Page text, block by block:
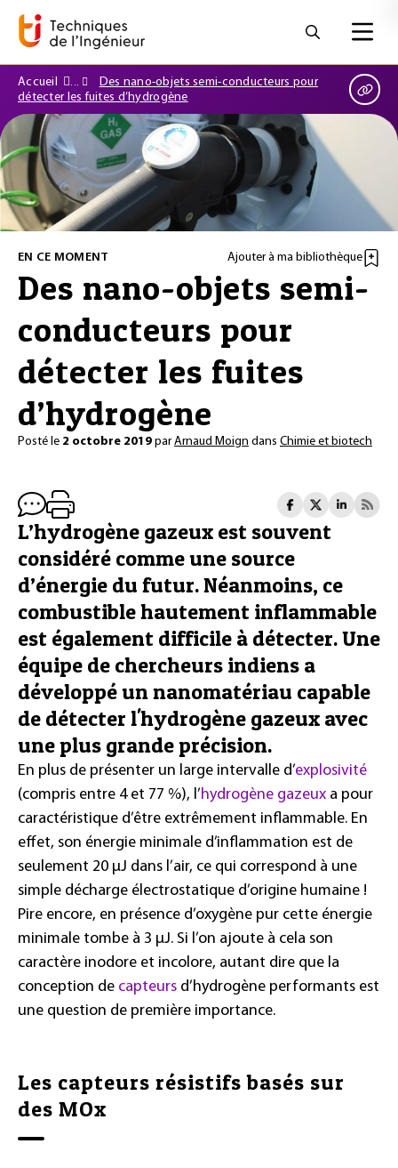
Accueil
Des nano-objets semi-conducteurs pour
détecter les fuites d’hydrogène
EN CE MOMENT Ajouter à ma bibliothèque
Des nano-objets semi-
conducteurs pour
détecter les fuites
d’hydrogène
Posté le 2 octobre 2019 parArnaud Moign dans Chimie et biotech
L’hydrogène gazeux est souvent
considéré comme une source
d’énergie du futur. Néanmoins, ce
combustible hautement inflammable
est également difficile à détecter. Une
équipe de chercheurs indiens a
développé un nanomatériau capable
de détecter l'hydrogène gazeux avec
une plus grande précision.
En plus de présenter un large intervalle d’explosivité
(compris entre 4 et 77 %), l’hydrogène gazeux a pour
caractéristique d’être extrêmement inflammable. En
effet, son énergie minimale d’inflammation est de
seulement 20 µJ dans l’air, ce qui correspond à une
simple décharge électrostatique d’origine humaine !
Pire encore, en présence d’oxygène pur cette énergie
minimale tombe à 3 µJ. Si l’on ajoute à cela son
caractère inodore et incolore, autant dire que la
conception de capteurs d’hydrogène performants est
une question de première importance.
Les capteurs résistifs basés sur
des MOx